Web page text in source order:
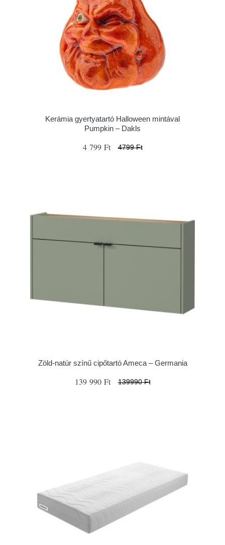
Kerámia gyertyatartó Halloween mintával
Pumpkin – Dakls
4 799 Ft 4799 Ft
Zöld-natúr színű cipőtartó Ameca – Germania
139 990 Ft 139990 Ft